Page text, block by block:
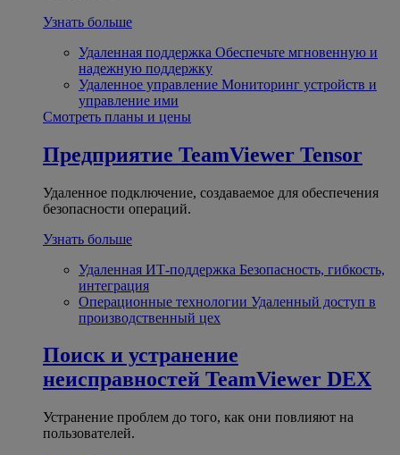
Узнать больше
Удаленная поддержка Обеспечьте мгновенную и
надежную поддержку
Удаленное управление Мониторинг устройств и
управление ими
Смотреть планы и цены
Предприятие TeamViewer Tensor
Удаленное подключение, создаваемое для обеспечения
безопасности операций.
Узнать больше
Удаленная ИТ-поддержка Безопасность, гибкость,
интеграция
Операционные технологии Удаленный доступ в
производственный цех
Поиск и устранение
неисправностей TeamViewer DEX
Устранение проблем до того, как они повлияют на
пользователей.